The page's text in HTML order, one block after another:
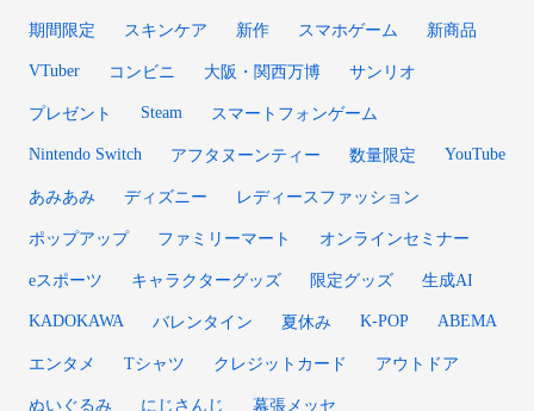
期間限定 スキンケア 新作 スマホゲーム 新商品
VTuber コンビニ 大阪・関西万博 サンリオ
プレゼント Steam スマートフォンゲーム
Nintendo Switch アフタヌーンティー 数量限定 YouTube
あみあみ ディズニー レディースファッション
ポップアップ ファミリーマート オンラインセミナー
eスポーツ キャラクターグッズ 限定グッズ 生成AI
KADOKAWA バレンタイン 夏休み K-POP ABEMA
エンタメ Tシャツ クレジットカード アウトドア
ぬいぐるみ にじさんじ 幕張メッセ